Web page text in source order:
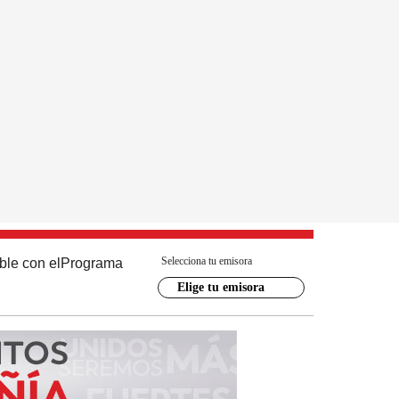
con el Programa Selecciona tu emisora
Elige tu emisora